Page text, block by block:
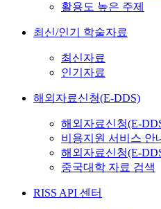
활용도 높은 주제
최신/인기 학술자료
최신자료
인기자료
해외자료신청(E-DDS)
해외자료신청(E-
비용지원 서비스 안
해외자료신청(E-
중국대학 자료 검색
RISS API 센터